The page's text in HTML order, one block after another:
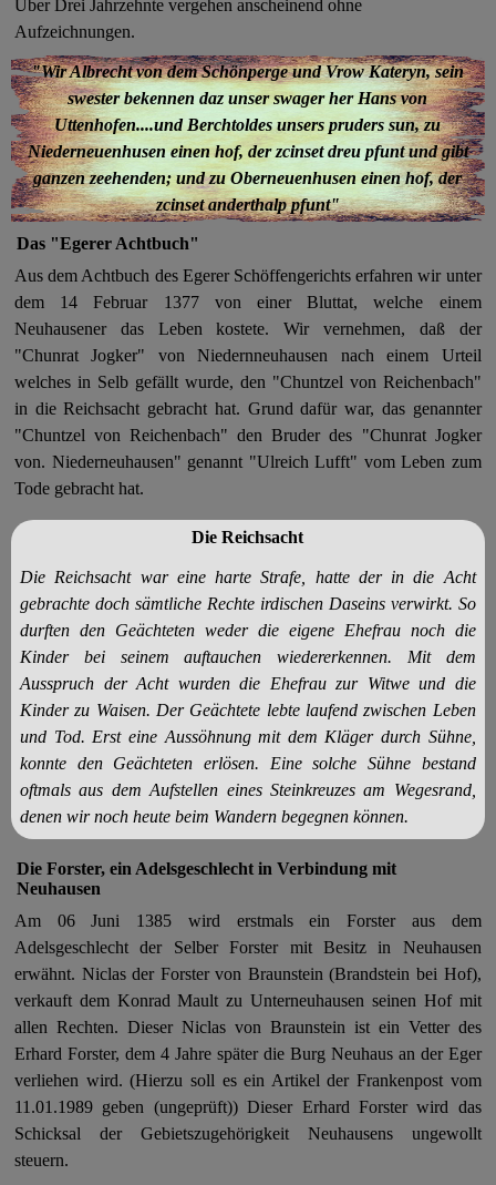
Über Drei Jahrzehnte vergehen anscheinend ohne
Aufzeichnungen.
"Wir Albrecht von dem Schönperge und Vrow Kateryn, sein
swester bekennen daz unser swager her Hans von
Uttenhofen....und Berchtoldes unsers pruders sun, zu
Niederneuenhusen einen hof, der zcinset dreu pfunt und gibt
ganzen zeehenden; und zu Oberneuenhusen einen hof, der
zcinset anderthalp pfunt"
Das "Egerer Achtbuch"
Aus dem Achtbuch des Egerer Schöffengerichts erfahren wir unter
dem 14 Februar 1377 von einer Bluttat, welche einem
Neuhausener das Leben kostete. Wir vernehmen, daß der
"Chunrat Jogker" von Niedernneuhausen nach einem Urteil
welches in Selb gefällt wurde, den "Chuntzel von Reichenbach"
in die Reichsacht gebracht hat. Grund dafür war, das genannter
"Chuntzel von Reichenbach" den Bruder des "Chunrat Jogker
von. Niederneuhausen" genannt "Ulreich Lufft" vom Leben zum
Tode gebracht hat.
Die Reichsacht
Die Reichsacht war eine harte Strafe, hatte der in die Acht
gebrachte doch sämtliche Rechte irdischen Daseins verwirkt. So
durften den Geächteten weder die eigene Ehefrau noch die
Kinder bei seinem auftauchen wiedererkennen. Mit dem
Ausspruch der Acht wurden die Ehefrau zur Witwe und die
Kinder zu Waisen. Der Geächtete lebte laufend zwischen Leben
und Tod. Erst eine Aussöhnung mit dem Kläger durch Sühne,
konnte den Geächteten erlösen. Eine solche Sühne bestand
oftmals aus dem Aufstellen eines Steinkreuzes am Wegesrand,
denen wir noch heute beim Wandern begegnen können.
Die Forster, ein Adelsgeschlecht in Verbindung mit
Neuhausen
Am 06 Juni 1385 wird erstmals ein Forster aus dem
Adelsgeschlecht der Selber Forster mit Besitz in Neuhausen
erwähnt. Niclas der Forster von Braunstein (Brandstein bei Hof),
verkauft dem Konrad Mault zu Unterneuhausen seinen Hof mit
allen Rechten. Dieser Niclas von Braunstein ist ein Vetter des
Erhard Forster, dem 4 Jahre später die Burg Neuhaus an der Eger
verliehen wird.(Hierzu soll es ein Artikel der Frankenpost vom
11.01.1989 geben (ungeprüft)) Dieser Erhard Forster wird das
Schicksal der Gebietszugehörigkeit Neuhausens ungewollt
steuern.